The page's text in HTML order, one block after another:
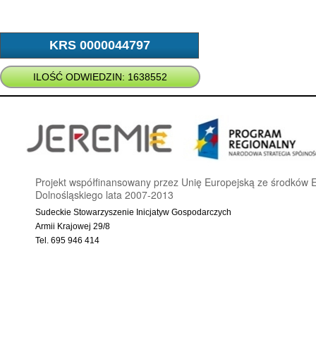
KRS 0000044797
ILOŚĆ ODWIEDZIN: 1638552
Projekt współfinansowany przez Unię Europejską ze
Dolnośląskiego lata 2007-2013
Sudeckie Stowarzyszenie Inicjatyw Gospodarczych
Armii Krajowej 29/8
Tel. 695 946 414